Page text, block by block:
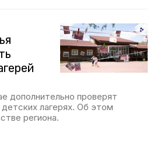
дополнительно проверят
лагерях. Об этом
региона.